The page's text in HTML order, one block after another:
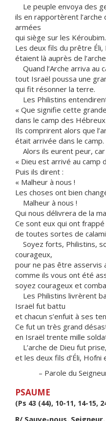
Le peuple envoya des
ils en rapportèrent l’arche
armées
qui siège sur les Kéroubim.
Les deux fils du prêtre Éli,
étaient là auprès de
Quand l’Arche arriva au
tout Israël poussa une
qui fit résonner la terre.
Les Philistins
« Que signifie cette
dans le camp des Hébreux
Ils comprirent alors que
était arrivée dans le camp.
Alors ils eurent peur, car
« Dieu est arrivé au camp
Puis ils dirent :
« Malheur à nous !
Les choses ont bien
Malheur à nous !
Qui nous délivrera de la
Ce sont eux qui ont
de toutes sortes de
Soyez forts, Philistins,
courageux,
pour ne pas être asservis
comme ils vous ont été
soyez courageux et
Les Philistins livrèrent
Israël fut battu
et chacun s’enfuit à ses
Ce fut un très grand
en Israël trente mille
L’arche de Dieu fut prise,
et les deux fils d’Éli, Hofni
– Parole du
PSAUME
(Ps 43 (44), 10-11, 14-15,
R/ Sauve-nous,